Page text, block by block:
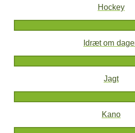
Hockey
Idræt om
Jagt
Kano